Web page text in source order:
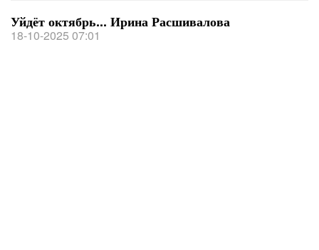
Уйдёт октябрь... Ирина Расшивалова
18-10-2025 07:01